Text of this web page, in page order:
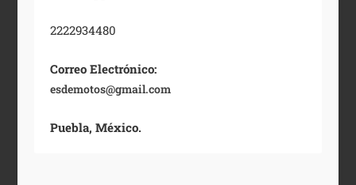
2222934480
Correo Electrónico:
esdemotos@gmail.com
Puebla, México.